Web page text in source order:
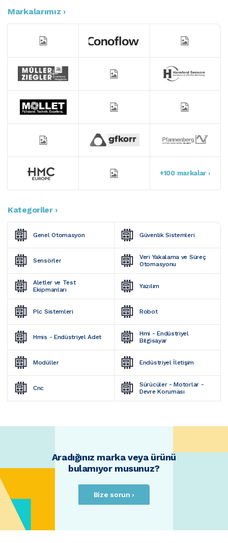
Markalarımız ›
+100 markalar ›
Kategoriler ›
Genel Otomasyon Güvenlik Sistemleri
Sensörler
Veri Yakalama ve Süreç
Otomasyonu
Aletler ve Test
Ekipmanları
Yazılım
Plc Sistemleri Robot
Hmis - Endüstriyel Adet
Hmi - Endüstriyel
Bilgisayar
Modüller Endüstriyel İletişim
Cnc
Sürücüler - Motorlar -
Devre Koruması
Aradığınız marka veya ürünü
bulamıyor musunuz?
Bize sorun ›